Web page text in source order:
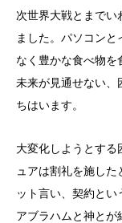
次世界大戦とまでい
ました。パソコン
なく豊かな食べ物を
未来が見通せない、
ちはいます。
大変化しようとする
ュアは割礼を施し
ット言い、契約とい
アブラハムと神とが